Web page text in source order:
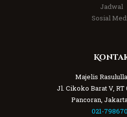
Jadwal
Sosial
Majelis
Jl. Cikoko Barat V, RT
Pancoran,
021-